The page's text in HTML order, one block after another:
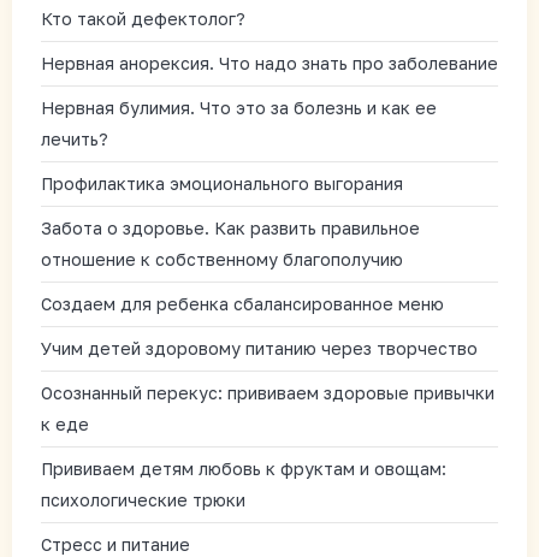
Кто такой дефектолог?
Нервная анорексия. Что надо знать про заболевание
Нервная булимия. Что это за болезнь и как ее
лечить?
Профилактика эмоционального выгорания
Забота о здоровье. Как развить правильное
отношение к собственному благополучию
Создаем для ребенка сбалансированное меню
Учим детей здоровому питанию через творчество
Осознанный перекус: прививаем здоровые привычки
к еде
Прививаем детям любовь к фруктам и овощам:
психологические трюки
Стресс и питание